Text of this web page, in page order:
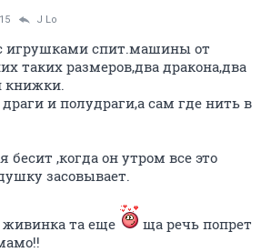
J Lo
игрушками спит.машины от
таких размеров,два дракона,два
книжки.
и полудраги,а сам где нить в
бесит ,когда он утром все это
засовывает.
та еще
ща речь попрет